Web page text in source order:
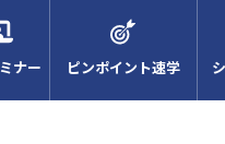
ナー ピンポイント速学